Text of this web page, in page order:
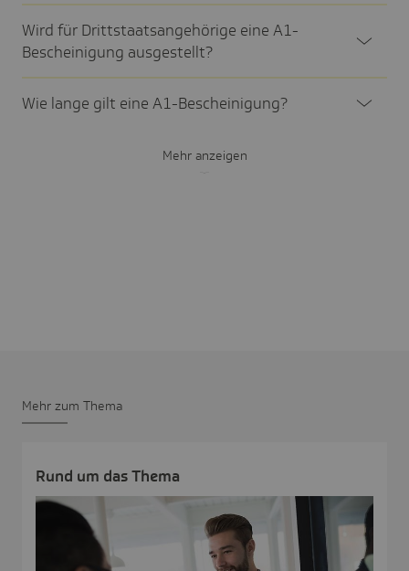
Wird für Dritt­staats­an­ge­hö­rige eine A1-
Beschei­ni­gung ausge­stellt?
Wie lange gilt eine A1-Beschei­ni­gung?
Mehr anzeigen
Mehr zum Thema
Rund um das Thema